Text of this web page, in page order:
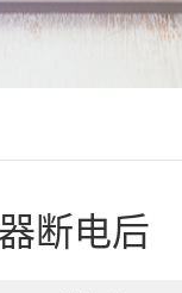
断电后